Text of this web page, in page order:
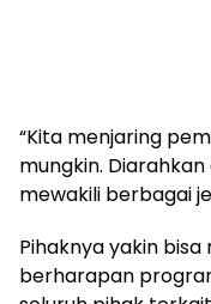
“Kita menjaring
mungkin.
mewakili berbagai
Pihaknya yakin
berharapan